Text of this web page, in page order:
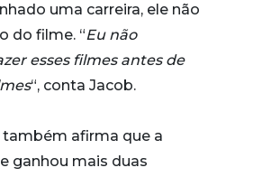
uma carreira, ele não
do filme. “Eu não
esses filmes antes de
“, conta Jacob.
afirma que a
ganhou mais duas